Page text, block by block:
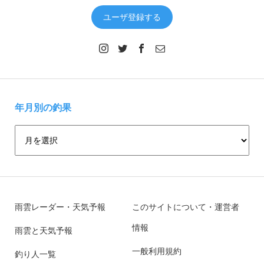
ユーザ登録する
年月別の釣果
雨雲レーダー・天気予報
雨雲と天気予報
釣り人一覧
このサイトについて・運営者
情報
一般利用規約